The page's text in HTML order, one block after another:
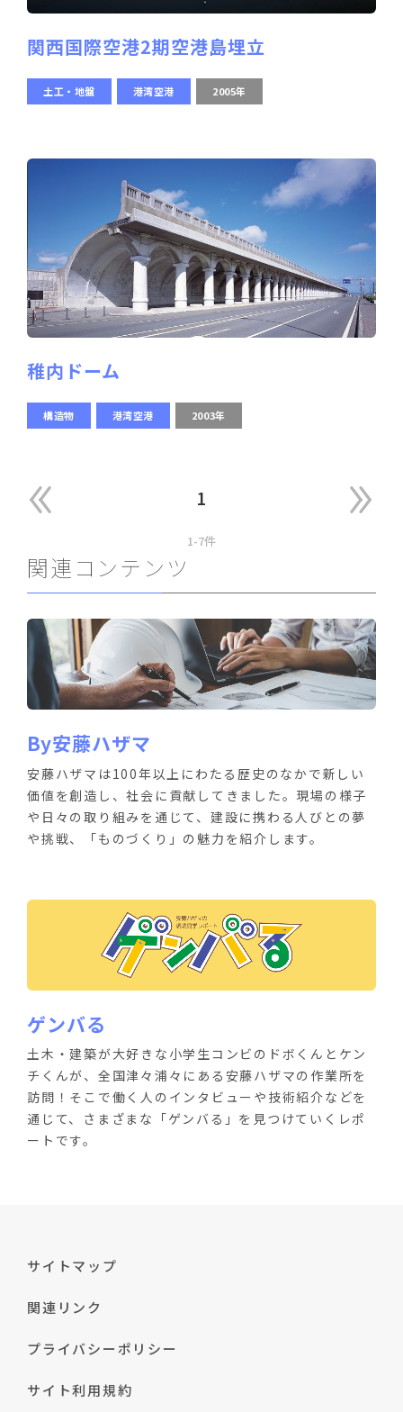
関西国際空港2期空港島埋立
土工・地盤 港湾空港 2005年
稚内ドーム
構造物 港湾空港 2003年
1
1-7件
関連コンテンツ
By安藤ハザマ
安藤ハザマは100年以上にわたる歴史のなかで新しい
価値を創造し、社会に貢献してきました。現場の様子
や日々の取り組みを通じて、建設に携わる人びとの夢
や挑戦、「ものづくり」の魅力を紹介します。
ゲンバる
土木・建築が大好きな小学生コンビのドボくんとケン
チくんが、全国津々浦々にある安藤ハザマの作業所を
訪問！そこで働く人のインタビューや技術紹介などを
通じて、さまざまな「ゲンバる」を見つけていくレポ
ートです。
サイトマップ
関連リンク
プライバシーポリシー
サイト利用規約